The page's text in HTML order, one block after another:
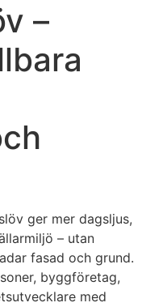
–
ger mer dagsljus,
– utan
fasad och grund.
byggföretag,
med